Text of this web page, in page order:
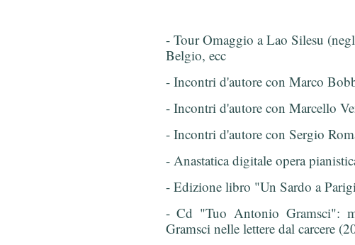
- Tour Omaggio a Lao Silesu
Belgio, ecc
- Incontri d'autore con Marco
- Incontri d'autore con Marcello
- Incontri d'autore con Sergio
- Anastatica digitale opera
- Edizione libro "Un Sardo a
- Cd "Tuo Antonio Gramsci":
Gramsci nelle lettere dal carcere